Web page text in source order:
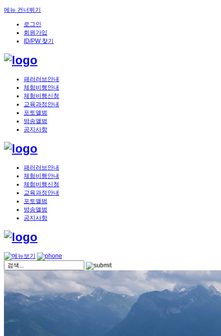
메뉴 건너뛰기
로그인
회원가입
ID/PW 찾기
패러러브안내
체험비행안내
체험비행신청
교육과정안내
포토앨범
방송앨범
공지사항
패러러브안내
체험비행안내
체험비행신청
교육과정안내
포토앨범
방송앨범
공지사항